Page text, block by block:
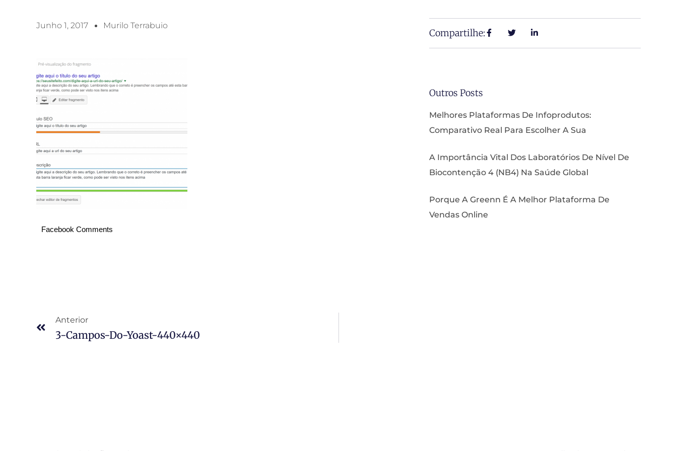
Junho 1, 2017 Murilo Terrabuio
Facebook Comments
Compartilhe:
Outros Posts
Melhores Plataformas De Infoprodutos:
Comparativo Real Para Escolher A Sua
A Importância Vital Dos Laboratórios De Nível De
Biocontenção 4 (NB4) Na Saúde Global
Porque A Greenn É A Melhor Plataforma De
Vendas Online
Anterior
3-Campos-Do-Yoast-440×440